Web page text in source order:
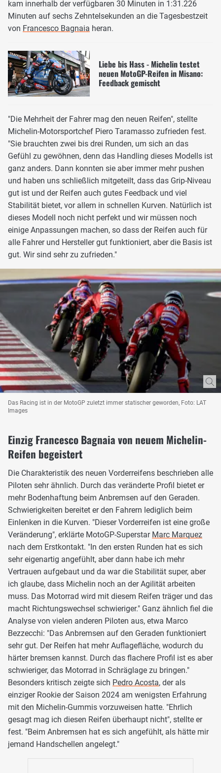
kam innerhalb der verfügbaren 30 Minuten in 1:31.226
Minuten auf sechs Zehntelsekunden an die Tagesbestzeit
von Francesco Bagnaia heran.
Liebe bis Hass - Michelin testet
neuen MotoGP-Reifen in Misano:
Feedback gemischt
"Die Mehrheit der Fahrer mag den neuen Reifen", stellte
Michelin-Motorsportchef Piero Taramasso zufrieden fest.
"Sie brauchten zwei bis drei Runden, um sich an das
Gefühl zu gewöhnen, denn das Handling dieses Modells ist
ganz anders. Dann konnten sie aber immer mehr pushen
und haben uns schließlich mitgeteilt, dass das Grip-Niveau
gut ist und der Reifen auch gutes Feedback und viel
Stabilität bietet, vor allem in schnellen Kurven. Natürlich ist
dieses Modell noch nicht perfekt und wir müssen noch
einige Anpassungen machen, so dass der Reifen auch für
alle Fahrer und Hersteller gut funktioniert, aber die Basis ist
gut. Wir sind sehr zu zufrieden."
Das Racing ist in der MotoGP zuletzt immer statischer geworden, Foto: LAT
Images
Einzig Francesco Bagnaia von neuem Michelin-
Reifen begeistert
Die Charakteristik des neuen Vorderreifens beschrieben alle
Piloten sehr ähnlich. Durch das veränderte Profil bietet er
mehr Bodenhaftung beim Anbremsen auf den Geraden.
Schwierigkeiten bereitet er den Fahrern lediglich beim
Einlenken in die Kurven. "Dieser Vorderreifen ist eine große
Veränderung", erklärte MotoGP-Superstar Marc Marquez
nach dem Erstkontakt. "In den ersten Runden hat es sich
sehr eigenartig angefühlt, aber dann habe ich mehr
Vertrauen aufgebaut und da war die Stabilität super, aber
ich glaube, dass Michelin noch an der Agilität arbeiten
muss. Das Motorrad wird mit diesem Reifen träger und das
macht Richtungswechsel schwieriger." Ganz ähnlich fiel die
Analyse von vielen anderen Piloten aus, etwa Marco
Bezzecchi: "Das Anbremsen auf den Geraden funktioniert
sehr gut. Der Reifen hat mehr Auflagefläche, wodurch du
härter bremsen kannst. Durch das flachere Profil ist es aber
schwieriger, das Motorrad in Schräglage zu bringen."
Besonders kritisch zeigte sich Pedro Acosta, der als
einziger Rookie der Saison 2024 am wenigsten Erfahrung
mit den Michelin-Gummis vorzuweisen hatte. "Ehrlich
gesagt mag ich diesen Reifen überhaupt nicht", stellte er
fest. "Beim Anbremsen hat es sich angefühlt, als hätte mir
jemand Handschellen angelegt."